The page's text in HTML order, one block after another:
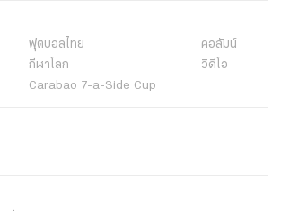
ฟุตบอลไทย
คอลัมน์
กีฬาโลก
วิดีโอ
Carabao 7-a-Side Cup